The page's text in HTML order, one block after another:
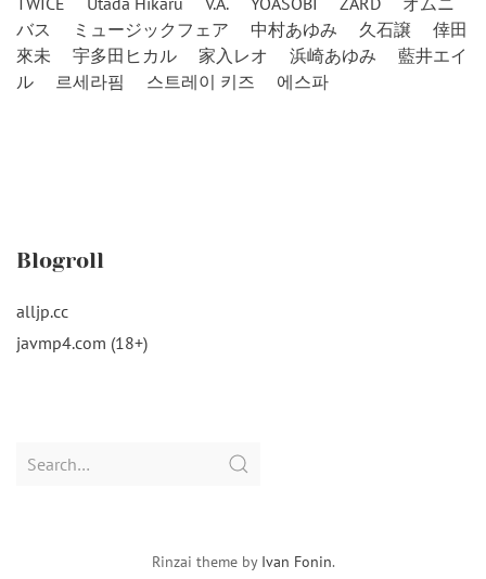
バス
ミュージックフェア 中村あゆみ 久石譲
倖田
來未
宇多田ヒカル 家入レオ 浜崎あゆみ
藍井エイ
ル
르세라핌 스트레이 키즈 에스파
Blogroll
alljp.cc
javmp4.com (18+)
Search
Rinzai theme by Ivan Fonin.